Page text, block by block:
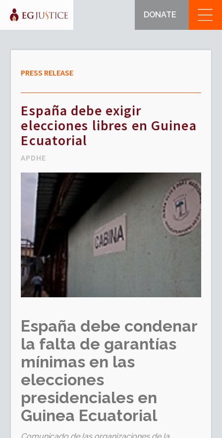
DONATE
PRESS RELEASE
España debe exigir
elecciones libres en Guinea
Ecuatorial
APDHE
España debe condenar
la falta de garantías
mínimas en las
elecciones
presidenciales en
Guinea Ecuatorial